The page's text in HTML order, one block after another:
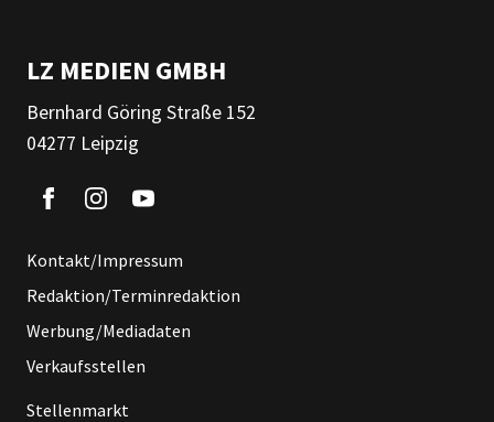
LZ MEDIEN GMBH
Bernhard Göring Straße 152
04277 Leipzig
Kontakt/Impressum
Redaktion/Terminredaktion
Werbung/Mediadaten
Verkaufsstellen
Stellenmarkt